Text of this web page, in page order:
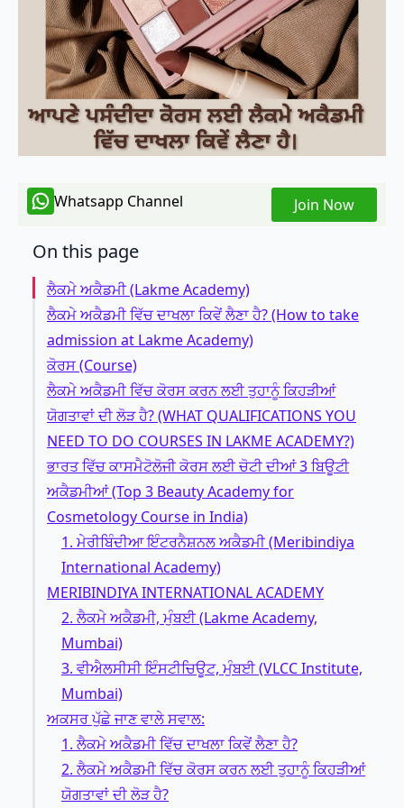
Whatsapp Channel Join Now
On this page
ਲੈਕਮੇ ਅਕੈਡਮੀ (Lakme Academy)
ਲੈਕਮੇ ਅਕੈਡਮੀ ਵਿੱਚ ਦਾਖਲਾ ਕਿਵੇਂ ਲੈਣਾ ਹੈ? (How to take
admission at Lakme Academy)
ਕੋਰਸ (Course)
ਲੈਕਮੇ ਅਕੈਡਮੀ ਵਿੱਚ ਕੋਰਸ ਕਰਨ ਲਈ ਤੁਹਾਨੂੰ ਕਿਹੜੀਆਂ
ਯੋਗਤਾਵਾਂ ਦੀ ਲੋੜ ਹੈ? (WHAT QUALIFICATIONS YOU
NEED TO DO COURSES IN LAKME ACADEMY?)
ਭਾਰਤ ਵਿੱਚ ਕਾਸਮੈਟੋਲੋਜੀ ਕੋਰਸ ਲਈ ਚੋਟੀ ਦੀਆਂ 3 ਬਿਊਟੀ
ਅਕੈਡਮੀਆਂ (Top 3 Beauty Academy for
Cosmetology Course in India)
1. ਮੇਰੀਬਿੰਦੀਆ ਇੰਟਰਨੈਸ਼ਨਲ ਅਕੈਡਮੀ (Meribindiya
International Academy)
MERIBINDIYA INTERNATIONAL ACADEMY
2. ਲੈਕਮੇ ਅਕੈਡਮੀ, ਮੁੰਬਈ (Lakme Academy,
Mumbai)
3. ਵੀਐਲਸੀਸੀ ਇੰਸਟੀਚਿਊਟ, ਮੁੰਬਈ (VLCC Institute,
Mumbai)
ਅਕਸਰ ਪੁੱਛੇ ਜਾਣ ਵਾਲੇ ਸਵਾਲ:
1. ਲੈਕਮੇ ਅਕੈਡਮੀ ਵਿੱਚ ਦਾਖਲਾ ਕਿਵੇਂ ਲੈਣਾ ਹੈ?
2. ਲੈਕਮੇ ਅਕੈਡਮੀ ਵਿੱਚ ਕੋਰਸ ਕਰਨ ਲਈ ਤੁਹਾਨੂੰ ਕਿਹੜੀਆਂ
ਯੋਗਤਾਵਾਂ ਦੀ ਲੋੜ ਹੈ?